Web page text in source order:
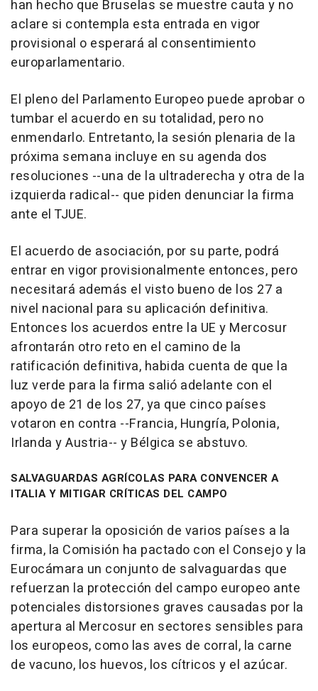
han hecho que Bruselas se muestre cauta y no
aclare si contempla esta entrada en vigor
provisional o esperará al consentimiento
europarlamentario.
El pleno del Parlamento Europeo puede aprobar o
tumbar el acuerdo en su totalidad, pero no
enmendarlo. Entretanto, la sesión plenaria de la
próxima semana incluye en su agenda dos
resoluciones --una de la ultraderecha y otra de la
izquierda radical-- que piden denunciar la firma
ante el TJUE.
El acuerdo de asociación, por su parte, podrá
entrar en vigor provisionalmente entonces, pero
necesitará además el visto bueno de los 27 a
nivel nacional para su aplicación definitiva.
Entonces los acuerdos entre la UE y Mercosur
afrontarán otro reto en el camino de la
ratificación definitiva, habida cuenta de que la
luz verde para la firma salió adelante con el
apoyo de 21 de los 27, ya que cinco países
votaron en contra --Francia, Hungría, Polonia,
Irlanda y Austria-- y Bélgica se abstuvo.
SALVAGUARDAS AGRÍCOLAS PARA CONVENCER A
ITALIA Y MITIGAR CRÍTICAS DEL CAMPO
Para superar la oposición de varios países a la
firma, la Comisión ha pactado con el Consejo y la
Eurocámara un conjunto de salvaguardas que
refuerzan la protección del campo europeo ante
potenciales distorsiones graves causadas por la
apertura al Mercosur en sectores sensibles para
los europeos, como las aves de corral, la carne
de vacuno, los huevos, los cítricos y el azúcar.